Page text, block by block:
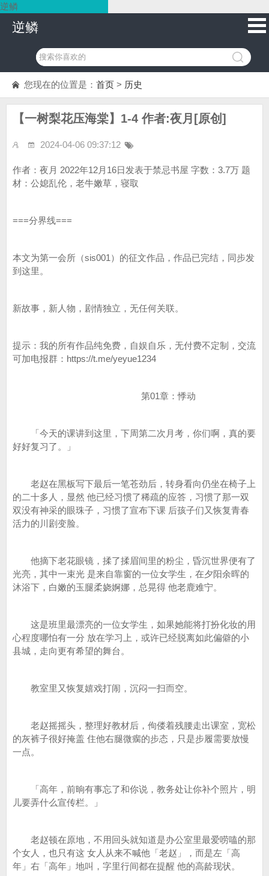
逆鳞
逆鳞
您现在的位置是： 首页 > 历史
【一树梨花压海棠】1-4 作者:夜月[原创]
2024-04-06 09:37:12
作者：夜月 2022年12月16日发表于禁忌书屋 字数：3.7万 题
材：公媳乱伦，老牛嫩草，寝取
===分界线===
本文为第一会所（sis001）的征文作品，作品已完结，同步发
到这里。
新故事，新人物，剧情独立，无任何关联。
提示：我的所有作品纯免费，自娱自乐，无付费不定制，交流
可加电报群：https://t.me/yeyue1234
第01章：悸动
「今天的课讲到这里，下周第二次月考，你们啊，真的要
好好复习了。」
老赵在黑板写下最后一笔苍劲后，转身看向仍坐在椅子上
的二十多人，显然 他已经习惯了稀疏的应答，习惯了那一双
双没有神采的眼珠子，习惯了宣布下课 后孩子们又恢复青春
活力的川剧变脸。
他摘下老花眼镜，揉了揉眉间里的粉尘，昏沉世界便有了
光亮，其中一束光 是来自靠窗的一位女学生，在夕阳余晖的
沐浴下，白嫩的玉腿柔娆婀娜，总晃得 他老鹿难宁。
这是班里最漂亮的一位女学生，如果她能将打扮化妆的用
心程度哪怕有一分 放在学习上，或许已经脱离如此偏僻的小
县城，走向更有希望的舞台。
教室里又恢复嬉戏打闹，沉闷一扫而空。
老赵摇摇头，整理好教材后，佝偻着残腰走出课室，宽松
的灰裤子很好掩盖 住他右腿微瘸的步态，只是步履需要放慢
一点。
「高年，前晌有事忘了和你说，教务处让你补个照片，明
儿要弄什么宣传栏。」
老赵顿在原地，不用回头就知道是办公室里最爱唠嗑的那
个女人，也只有这 女人从来不喊他「老赵」，而是左「高
年」右「高年」地叫，字里行间都在提醒 他的高龄现状。